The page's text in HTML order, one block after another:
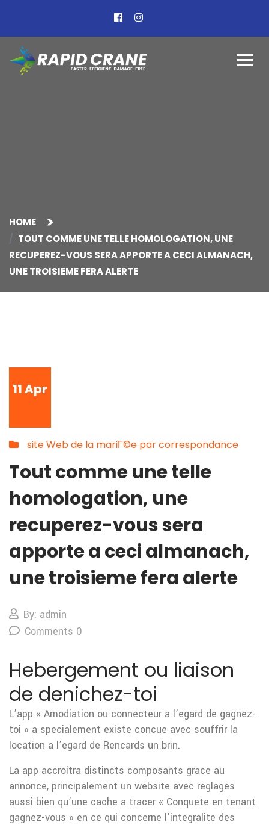
HOME
TOUT COMME UNE TELLE HOMOLOGATION, UNE
RECUPEREZ-VOUS SERA APPORTE A CECI ALMANACH,
UNE TROISIEME FERA ALERTE
11Apr
site Web de la mariГ©e par correspondance
Tout comme une telle
homologation, une
recuperez-vous sera
apporte a ceci almanach,
une troisieme fera alerte
By: admin
Comments 0
Hebergement ou liaison
de denichez-toi
L’app « Amodiation ou connecteur a l’egard de gagnez-
toi » a specialement existe concue avec souffrir la
location a l’egard de Rencards un brin.
La app accroitra distincts composants grace au
annonce, principalement un website avec reglages
aussi bien qu’une cache a tracer « Conquete en tenant
gagnez-vous » en ce qui concerne l’integralite des